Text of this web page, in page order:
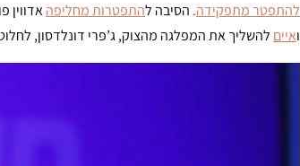
להתפטר מתפקידה. הסיבה להתפטרות מחליפהּאדווין
ואיים להשליך את המפלגה מהצוק, ג’פרי דונלדסון,